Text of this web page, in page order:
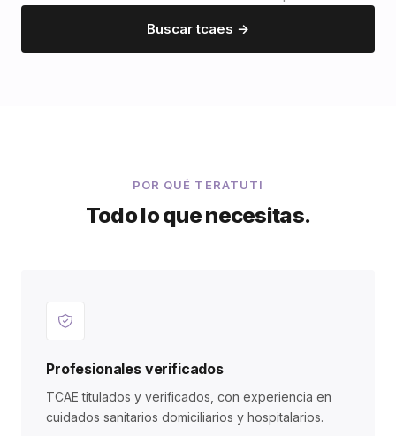
Buscar tcaes →
POR QUÉ TERATUTI
Todo lo que necesitas.
Profesionales verificados
TCAE titulados y verificados, con experiencia en
cuidados sanitarios domiciliarios y hospitalarios.